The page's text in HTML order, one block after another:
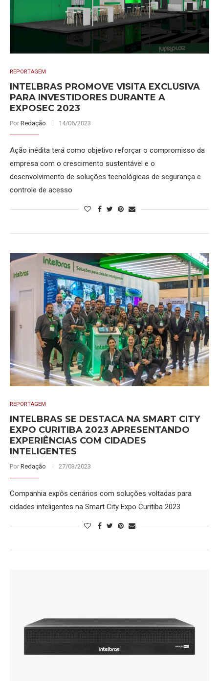
REPORTAGEM
INTELBRAS PROMOVE VISITA EXCLUSIVA
PARA INVESTIDORES DURANTE A
EXPOSEC 2023
Por Redação 14/06/2023
Ação inédita terá como objetivo reforçar o compromisso da
empresa com o crescimento sustentável e o
desenvolvimento de soluções tecnológicas de segurança e
controle de acesso
REPORTAGEM
INTELBRAS SE DESTACA NA SMART CITY
EXPO CURITIBA 2023 APRESENTANDO
EXPERIÊNCIAS COM CIDADES
INTELIGENTES
Por Redação 27/03/2023
Companhia expôs cenários com soluções voltadas para
cidades inteligentes na Smart City Expo Curitiba 2023